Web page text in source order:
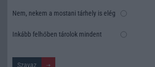
Nem, nekem a mostani tárhely is elég
Inkább felhőben tárolok mindent